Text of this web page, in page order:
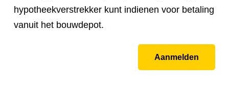
hypotheekverstrekker kunt indienen voor betaling
vanuit het bouwdepot.
Aanmelden